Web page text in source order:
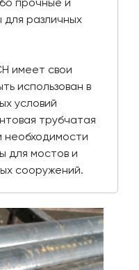
различных
имеет свои
использован в
условий
трубчатая
необходимости
для мостов и
сооружений.